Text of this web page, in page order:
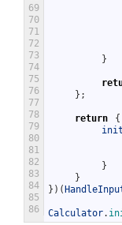
69
70
71
72
73
74
75
76
77
78
79
80
81
82
83
84
85
86
}
} ;
return
{
init
}
}
} ) (
Calculator.